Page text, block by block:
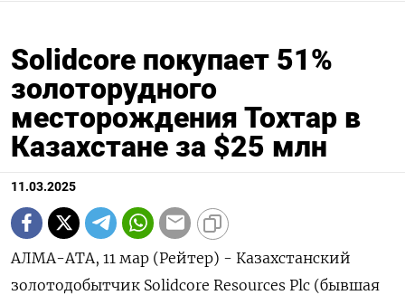
Solidcore покупает 51%
золоторудного
месторождения Тохтар в
Казахстане за $25 млн
11.03.2025
АЛМА-АТА, 11 мар (Рейтер) - Казахстанский
золотодобытчик Solidcore Resources Plc (бывшая